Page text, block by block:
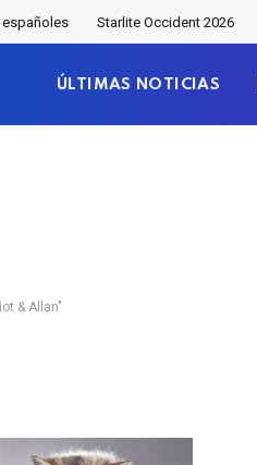
Starlite Occident 2026
ÚLTIMAS NOTICIAS
& Allan"